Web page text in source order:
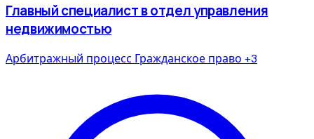
Главный специалист в отдел управления
недвижимостью
Арбитражный процесс Гражданское право +3